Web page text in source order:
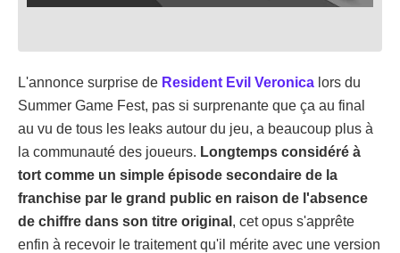
L'annonce surprise de Resident Evil Veronica lors du
Summer Game Fest, pas si surprenante que ça au final
au vu de tous les leaks autour du jeu, a beaucoup plus à
la communauté des joueurs. Longtemps considéré à
tort comme un simple épisode secondaire de la
franchise par le grand public en raison de l'absence
de chiffre dans son titre original , cet opus s'apprête
enfin à recevoir le traitement qu'il mérite avec une version